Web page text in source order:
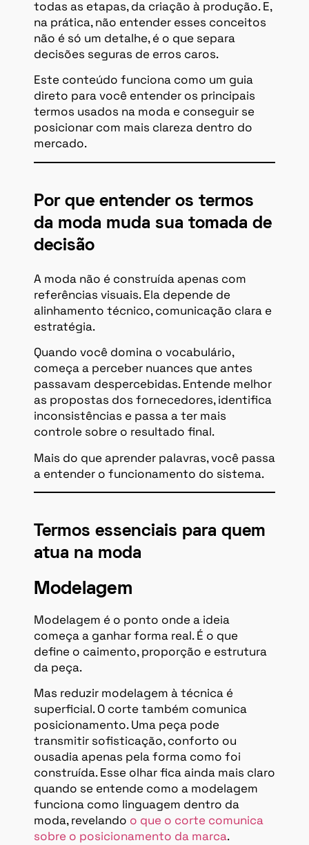
todas as etapas, da criação à produção. E,
na prática, não entender esses conceitos
não é só um detalhe, é o que separa
decisões seguras de erros caros.
Este conteúdo funciona como um guia
direto para você entender os principais
termos usados na moda e conseguir se
posicionar com mais clareza dentro do
mercado.
Por que entender os termos
da moda muda sua tomada de
decisão
A moda não é construída apenas com
referências visuais. Ela depende de
alinhamento técnico, comunicação clara e
estratégia.
Quando você domina o vocabulário,
começa a perceber nuances que antes
passavam despercebidas. Entende melhor
as propostas dos fornecedores, identifica
inconsistências e passa a ter mais
controle sobre o resultado final.
Mais do que aprender palavras, você passa
a entender o funcionamento do sistema.
Termos essenciais para quem
atua na moda
Modelagem
Modelagem é o ponto onde a ideia
começa a ganhar forma real. É o que
define o caimento, proporção e estrutura
da peça.
Mas reduzir modelagem à técnica é
superficial. O corte também comunica
posicionamento. Uma peça pode
transmitir sofisticação, conforto ou
ousadia apenas pela forma como foi
construída. Esse olhar fica ainda mais claro
quando se entende como a modelagem
funciona como linguagem dentro da
moda, revelando o que o corte comunica
sobre o posicionamento da marca.